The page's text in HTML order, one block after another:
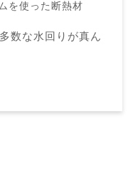
を使った断熱材
数な水回りが真ん